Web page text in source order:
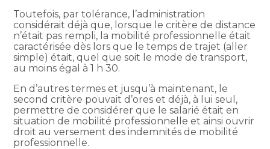
Toutefois, par tolérance, l’administration
considérait déjà que, lorsque le critère de distance
n’était pas rempli, la mobilité professionnelle était
caractérisée dès lors que le temps de trajet (aller
simple) était, quel que soit le mode de transport,
au moins égal à 1 h 30.
En d’autres termes et jusqu’à maintenant, le
second critère pouvait d’ores et déjà, à lui seul,
permettre de considérer que le salarié était en
situation de mobilité professionnelle et ainsi ouvrir
droit au versement des indemnités de mobilité
professionnelle.